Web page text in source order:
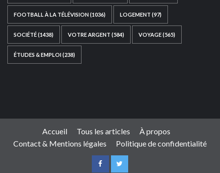
FOOTBALL À LA TÉLÉVISION(1036) LOGEMENT (97)
SOCIÉTÉ(1438) VOTRE ARGENT (584) VOYAGE(565)
ÉTUDES & EMPLOI(238)
Accueil Tous les articles
À propos
Contact & Mentions légales
Politique de confidentialité